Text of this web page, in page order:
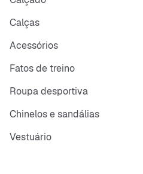
Calças
Acessórios
Fatos de treino
Roupa desportiva
Chinelos e sandálias
Vestuário